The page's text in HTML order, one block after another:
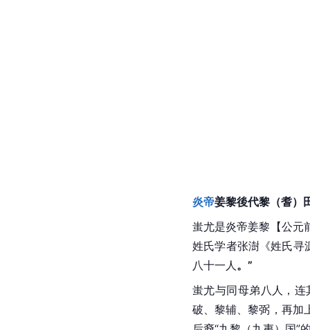
炎帝姜黎後代黎（耆）
蚩尤是炎帝姜黎【公元
姓氏学者张澍 《姓氏
八十一人。”
蚩尤与同母弟八人，
破、黎辅、黎弼，再加